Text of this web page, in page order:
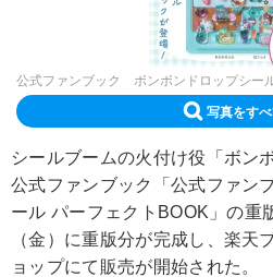
公式ファンブック ボンボンドロップシー
写真をす
シールブームの火付け役「ボン
公式ファンブック「公式ファン
ール パーフェクトBOOK」の重
（金）に重版分が完成し、楽天
ョップにて販売が開始された。